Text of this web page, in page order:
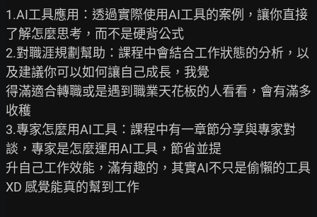
1.AI工具應用：透過實際使用AI工具的案例，讓你直接
了解怎麼思考，而不是硬背公式
2.對職涯規劃幫助：課程中會結合工作狀態的分析，以
及建議你可以如何讓自己成長，我覺
得滿適合轉職或是遇到職業天花板的人看看，會有滿多
收穫
3.專家怎麼用AI工具：課程中有一章節分享與專家對
談，專家是怎麼運用AI工具，節省並提
升自己工作效能，滿有趣的，其實AI不只是偷懶的工具
XD 感覺能真的幫到工作